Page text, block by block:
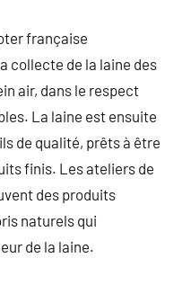
française
collecte de la laine des
air, dans le respect
La laine est ensuite
de qualité, prêts à être
finis. Les ateliers de
des produits
naturels qui
de la laine.